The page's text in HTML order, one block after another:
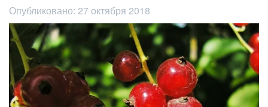
Опубликовано: 27 октября 2018